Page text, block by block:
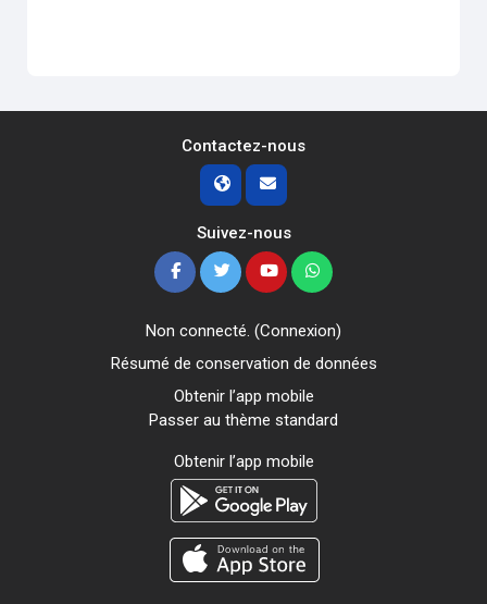
Contactez-nous
Suivez-nous
Non connecté. (Connexion)
Résumé de conservation de données
Obtenir l’app mobile
Passer au thème standard
Obtenir l’app mobile